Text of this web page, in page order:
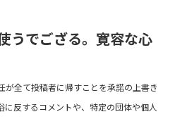
うでござる。寛容な心
が全て投稿者に帰すことを承諾の上書き
反するコメントや、特定の団体や個人